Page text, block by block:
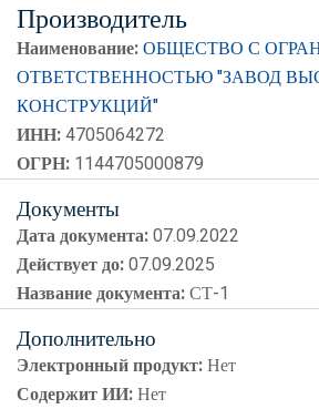
Производитель
Наименование:ОБЩЕСТВО С
ОТВЕТСТВЕННОСТЬЮ "ЗАВОД
КОНСТРУКЦИЙ"
ИНН:4705064272
ОГРН: 1144705000879
Документы
Дата документа:07.09.2022
Действует до:07.09.2025
Название документа:СТ-1
Дополнительно
Электронный продукт:Нет
Содержит ИИ:Нет